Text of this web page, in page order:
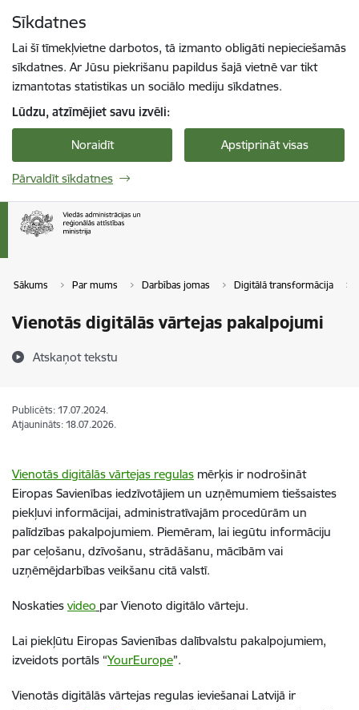
Sīkdatnes
Lai šī tīmekļvietne darbotos, tā izmanto obligāti nepieciešamās
sīkdatnes. Ar Jūsu piekrišanu papildus šajā vietnē var tikt
izmantotas statistikas un sociālo mediju sīkdatnes.
Lūdzu, atzīmējiet savu izvēli:
Noraidīt Apstiprināt visas
Pārvaldīt sīkdatnes
Sākums Par mums Darbības jomas Digitālā transformācija
Vienotās digitālās vārtejas pakalpojumi
Atskaņot tekstu
Publicēts: 17.07.2024.
Atjaunināts: 18.07.2026.
Vienotās digitālās vārtejas regulas mērķis ir nodrošināt
Eiropas Savienības iedzīvotājiem un uzņēmumiem tiešsaistes
piekļuvi informācijai, administratīvajām procedūrām un
palīdzības pakalpojumiem. Piemēram, lai iegūtu informāciju
par ceļošanu, dzīvošanu, strādāšanu, mācībām vai
uzņēmējdarbības veikšanu citā valstī.
Noskaties video par Vienoto digitālo vārteju.
Lai piekļūtu Eiropas Savienības dalībvalstu pakalpojumiem,
izveidots portāls “YourEurope”.
Vienotās digitālās vārtejas regulas ieviešanai Latvijā ir